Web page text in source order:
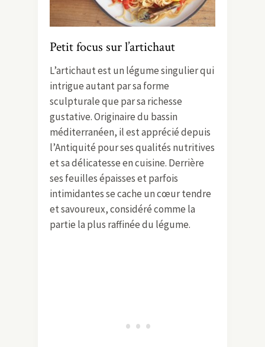
Petit focus sur l’artichaut
L’artichaut est un légume singulier qui
intrigue autant par sa forme
sculpturale que par sa richesse
gustative. Originaire du bassin
méditerranéen, il est apprécié depuis
l’Antiquité pour ses qualités nutritives
et sa délicatesse en cuisine. Derrière
ses feuilles épaisses et parfois
intimidantes se cache un cœur tendre
et savoureux, considéré comme la
partie la plus raffinée du légume.